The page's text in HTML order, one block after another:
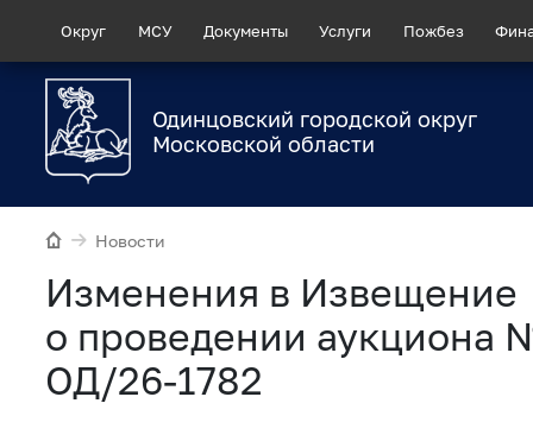
Округ МСУ Документы Услуги Пожбез
Одинцовский городской округ
Московской области
Новости
Изменения в Извещение
о проведении аукциона
ОД/26-1782